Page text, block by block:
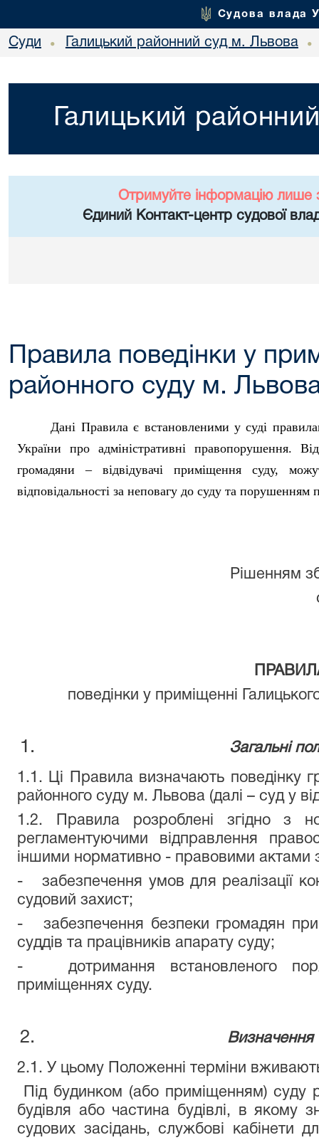
Судова влада
Суди • Галицький районний суд м. Львова •
Галицький
Отримуйте інформацію лише
Єдиний Контакт-центр судової
Правила поведінки у
районного суду м.
Дані Правила є встановленими у суді
України про адміністративні правопорушення.
громадяни – відвідувачі приміщення суду,
відповідальності за неповагу до суду та порушенням
Рішенням
поведінки у приміщенні
Загальні
1.1. Ці Правила визначають поведінку
районного суду м. Львова (далі – суд у
1.2. Правила розроблені згідно з
регламентуючими відправлення
іншими нормативно - правовими актами
- забезпечення умов для реалізації
судовий захист;
- забезпечення безпеки громадян при
суддів та працівників апарату суду;
- дотримання встановленого
приміщеннях суду.
Визначення
2.1. У цьому Положенні терміни
Під будинком (або приміщенням) суду
будівля або частина будівлі, в якому
судових засідань, службові кабінети